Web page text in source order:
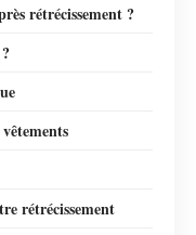
rétrécissement ?
rétrécissement